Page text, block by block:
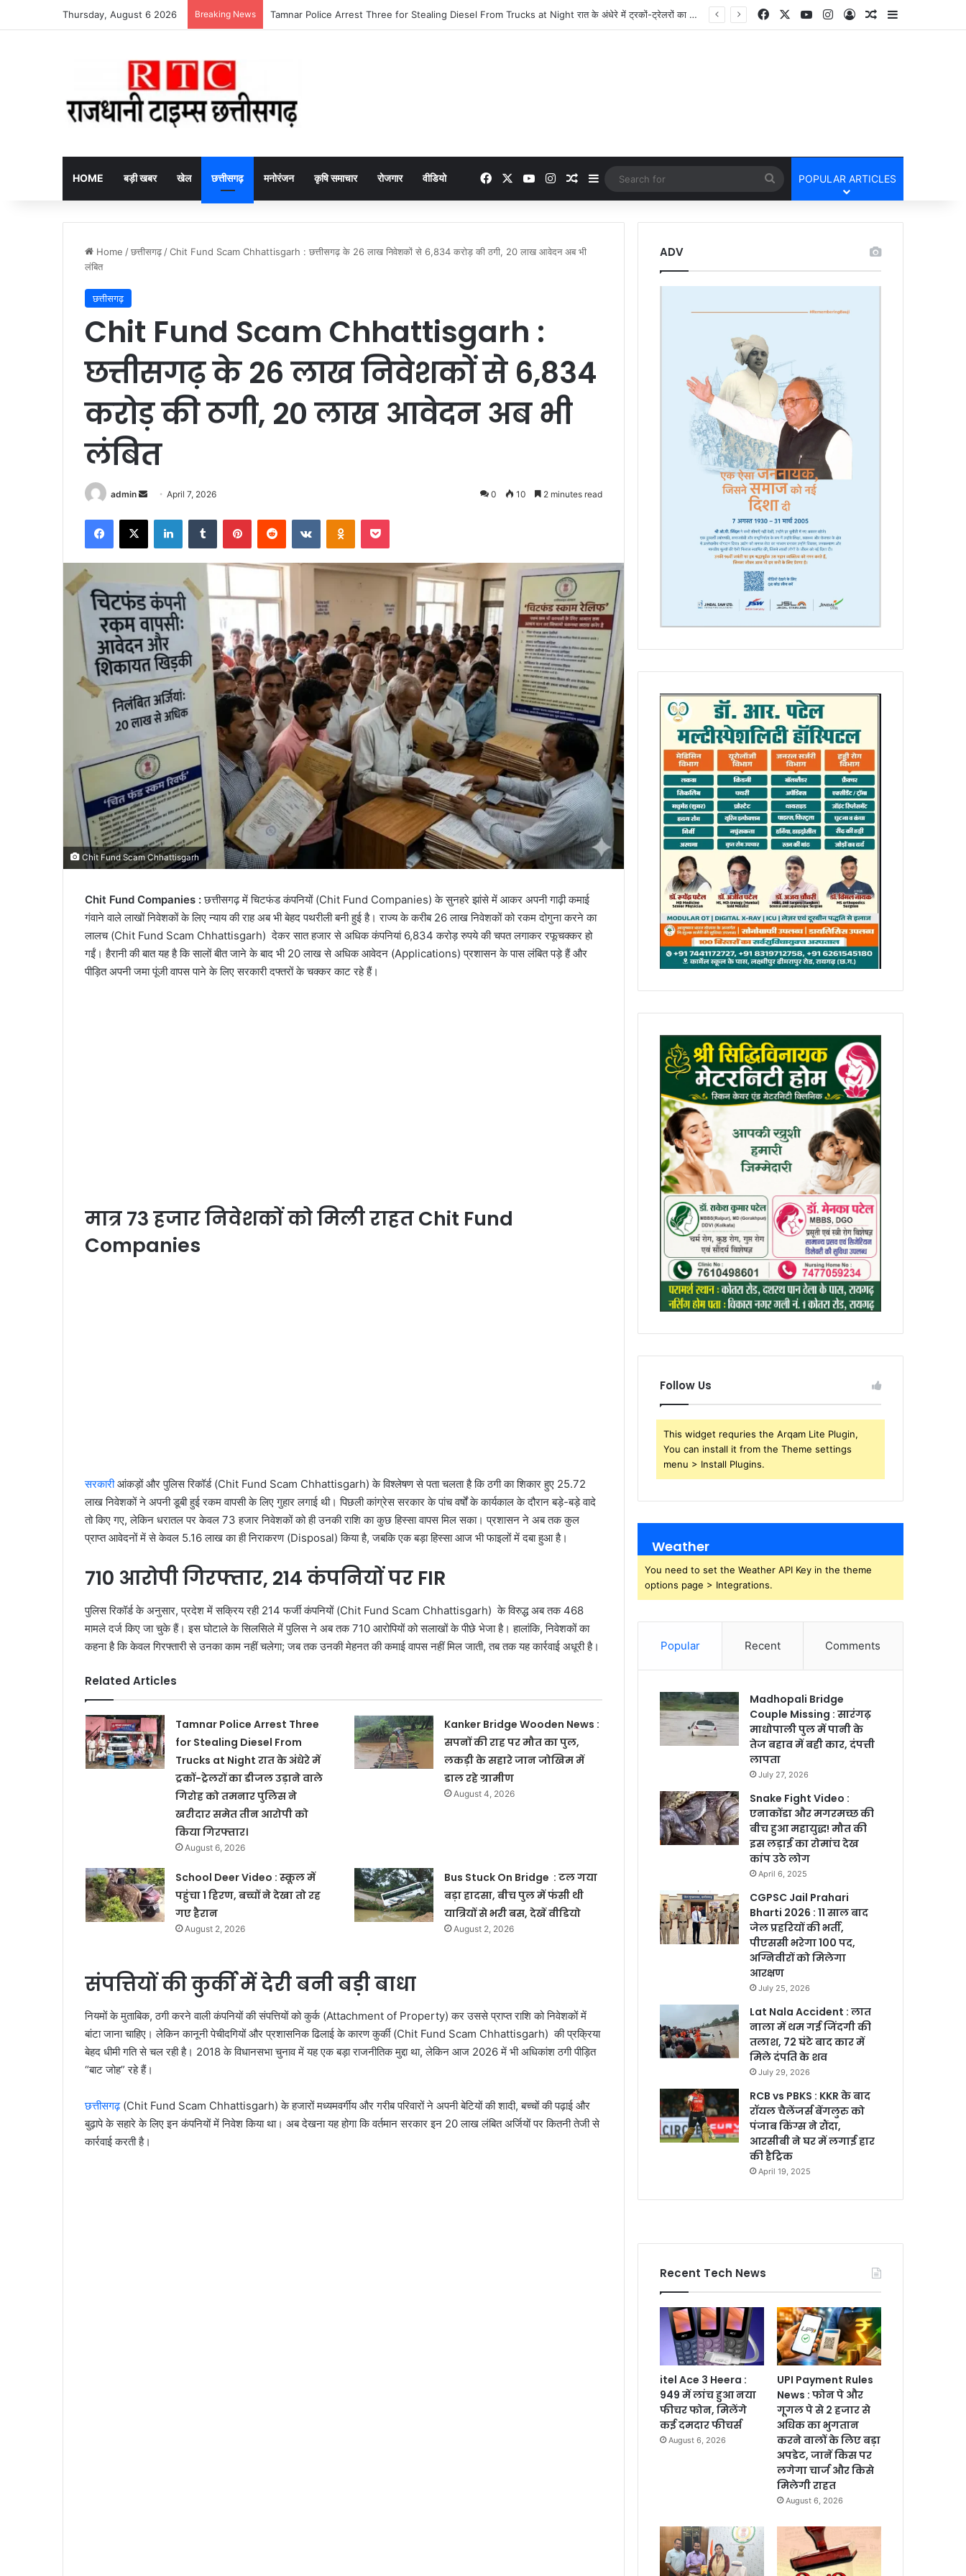
Thursday, August 6 2026 Breaking News itel Ace 3 Heera : 949 में लांच हुआ नया फीचर फोन, मिलेंगे कई दमदार फीचर्स FacebookYouTubeInstagram
Log InRandom Article
Sidebar
HOME बड़ी खबर खेल छत्तीसगढ़ मनोरंजन कृषि समाचार रोजगार वीडियो FacebookYouTubeInstagramRandom Article
Sidebar
Search
for
POPULAR ARTICLES
Home /छत्तीसगढ़ /Chit Fund Scam Chhattisgarh : छत्तीसगढ़ के 26 लाख निवेशकों से 6,834 करोड़ की ठगी, 20 लाख आवेदन अब भी
लंबित
छत्तीसगढ़
Chit Fund Scam Chhattisgarh :
छत्तीसगढ़ के 26 लाख निवेशकों से 6,834
करोड़ की ठगी, 20 लाख आवेदन अब भी
लंबित
admin
Send
email
April 7, 2026 0 10 2 minutes read
Facebook
X LinkedInTumblr PinterestReddit VKontakteOdnoklassniki
Pocket
Chit Fund Scam Chhattisgarh
Chit Fund Companies :छत्तीसगढ़ में चिटफंड कंपनियों (Chit Fund Companies) के सुनहरे झांसे में आकर अपनी गाढ़ी कमाई
गंवाने वाले लाखों निवेशकों के लिए न्याय की राह अब भी बेहद पथरीली बनी हुई है। राज्य के करीब 26 लाख निवेशकों को रकम दोगुना करने का
लालच (Chit Fund Scam Chhattisgarh) देकर सात हजार से अधिक कंपनियां 6,834 करोड़ रुपये की चपत लगाकर रफूचक्कर हो
गईं। हैरानी की बात यह है कि सालों बीत जाने के बाद भी 20 लाख से अधिक आवेदन (Applications) प्रशासन के पास लंबित पड़े हैं और
पीड़ित अपनी जमा पूंजी वापस पाने के लिए सरकारी दफ्तरों के चक्कर काट रहे हैं।
मात्र 73 हजार निवेशकों को मिली राहत Chit Fund
Companies
सरकारीआंकड़ों और पुलिस रिकॉर्ड (Chit Fund Scam Chhattisgarh) के विश्लेषण से पता चलता है कि ठगी का शिकार हुए 25.72
लाख निवेशकों ने अपनी डूबी हुई रकम वापसी के लिए गुहार लगाई थी। पिछली कांग्रेस सरकार के पांच वर्षों के कार्यकाल के दौरान बड़े-बड़े वादे
तो किए गए, लेकिन धरातल पर केवल 73 हजार निवेशकों को ही उनकी राशि का कुछ हिस्सा वापस मिल सका। प्रशासन ने अब तक कुल
प्राप्त आवेदनों में से केवल 5.16 लाख का ही निराकरण (Disposal) किया है, जबकि एक बड़ा हिस्सा आज भी फाइलों में दबा हुआ है।
710 आरोपी गिरफ्तार, 214 कंपनियों पर FIR
पुलिस रिकॉर्ड के अनुसार, प्रदेश में सक्रिय रही 214 फर्जी कंपनियों (Chit Fund Scam Chhattisgarh) के विरुद्ध अब तक 468
मामले दर्ज किए जा चुके हैं। इस घोटाले के सिलसिले में पुलिस ने अब तक 710 आरोपियों को सलाखों के पीछे भेजा है। हालांकि, निवेशकों का
कहना है कि केवल गिरफ्तारी से उनका काम नहीं चलेगा; जब तक उनकी मेहनत की कमाई वापस नहीं मिल जाती, तब तक यह कार्रवाई अधूरी है।
Related Articles
Tamnar Police Arrest Three
for Stealing Diesel From
Trucks at Night रात के अंधेरे में
ट्रकों-ट्रेलरों का डीजल उड़ाने वाले
गिरोह को तमनार पुलिस ने
खरीदार समेत तीन आरोपी को
किया गिरफ्तार।
August 6, 2026
Kanker Bridge Wooden News :
सपनों की राह पर मौत का पुल,
लकड़ी के सहारे जान जोखिम में
डाल रहे ग्रामीण
August 4, 2026
School Deer Video : स्कूल में
पहुंचा 1 हिरण, बच्चों ने देखा तो रह
गए हैरान
August 2, 2026
Bus Stuck On Bridge : टल गया
बड़ा हादसा, बीच पुल में फंसी थी
यात्रियों से भरी बस, देखें वीडियो
August 2, 2026
संपत्तियों की कुर्की में देरी बनी बड़ी बाधा
नियमों के मुताबिक, ठगी करने वाली कंपनियों की संपत्तियों को कुर्क (Attachment of Property) कर उससे प्राप्त राशि को निवेशकों में
बांटा जाना चाहिए। लेकिन कानूनी पेचीदगियों और प्रशासनिक ढिलाई के कारण कुर्की (Chit Fund Scam Chhattisgarh) की प्रक्रिया
बेहद धीमी गति से चल रही है। 2018 के विधानसभा चुनाव में यह एक बड़ा राजनीतिक मुद्दा था, लेकिन आज 2026 में भी अधिकांश ठगी पीड़ित
“बाट जोह” रहे हैं।
छत्तीसगढ़(Chit Fund Scam Chhattisgarh) के हजारों मध्यमवर्गीय और गरीब परिवारों ने अपनी बेटियों की शादी, बच्चों की पढ़ाई और
बुढ़ापे के सहारे के लिए इन कंपनियों में निवेश किया था। अब देखना यह होगा कि वर्तमान सरकार इन 20 लाख लंबित अर्जियों पर कितनी तेजी से
कार्रवाई करती है।
ADV
Follow Us
This widget requries the Arqam Lite Plugin,
You can install it from the Theme settings
menu > Install Plugins.
Weather
You need to set the Weather API Key in the theme
options page > Integrations.
Popular Recent Comments
Madhopali Bridge
Couple Missing : सारंगढ़
माधोपाली पुल में पानी के
तेज बहाव में बही कार, दंपत्ती
लापता
July 27, 2026
Snake Fight Video :
एनाकोंडा और मगरमच्छ की
बीच हुआ महायुद्ध! मौत की
इस लड़ाई का रोमांच देख
कांप उठे लोग
April 6, 2025
CGPSC Jail Prahari
Bharti 2026 : 11 साल बाद
जेल प्रहरियों की भर्ती,
पीएससी भरेगा 100 पद,
अग्निवीरों को मिलेगा
आरक्षण
July 25, 2026
Lat Nala Accident : लात
नाला में थम गई जिंदगी की
तलाश, 72 घंटे बाद कार में
मिले दंपति के शव
July 29, 2026
RCB vs PBKS : KKR के बाद
रॉयल चैलेंजर्स बेंगलुरु को
पंजाब किंग्स ने रौंदा,
आरसीबी ने घर में लगाई हार
की हैट्रिक
April 19, 2025
Recent Tech News
itel Ace 3 Heera :
949 में लांच हुआ नया
फीचर फोन, मिलेंगे
कई दमदार फीचर्स
August 6, 2026
UPI Payment Rules
News : फोन पे और
गूगल पे से 2 हजार से
अधिक का भुगतान
करने वालों के लिए बड़ा
अपडेट, जानें किस पर
लगेगा चार्ज और किसे
मिलेगी राहत
August 6, 2026